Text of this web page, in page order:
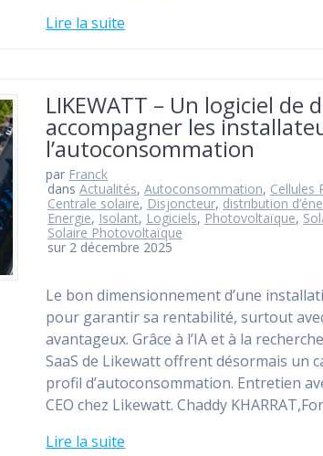
Lire la suite
LIKEWATT – Un logiciel
accompagner les
l’autoconsommation
par Franck
dans Actualités, Autoconsommation, Cellules
Centrale solaire, Disjoncteur, distribution
Energie, Isolant, Logiciels, Photovoltaïque,
Solaire Photovoltaïque
sur 2 décembre 2025
Le bon dimensionnement d’une
pour garantir sa rentabilité, surtout
avantageux. Grâce à l’IA et à la
SaaS de Likewatt offrent désormais un
profil d’autoconsommation. Entretien
CEO chez Likewatt. Chaddy
Lire la suite